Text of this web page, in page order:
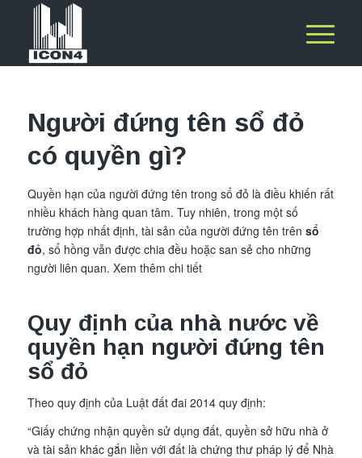
Người đứng tên sổ đỏ
có quyền gì?
Quyền hạn của người đứng tên trong sổ đỏ là điều khiến rất
nhiều khách hàng quan tâm. Tuy nhiên, trong một số
trường hợp nhất định, tài sản của người đứng tên trên sổ
đỏ, sổ hồng vẫn được chia đều hoặc san sẻ cho những
người liên quan. Xem thêm chi tiết
Quy định của nhà nước về
quyền hạn người đứng tên
sổ đỏ
Theo quy định của Luật đất đai 2014 quy định:
“Giấy chứng nhận quyền sử dụng đất, quyền sở hữu nhà ở
và tài sản khác gắn liền với đất là chứng thư pháp lý để Nhà